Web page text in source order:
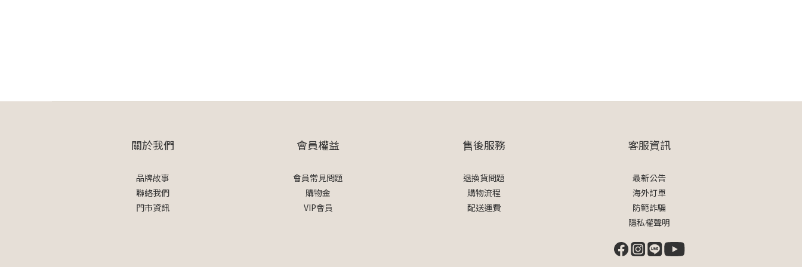
關於我們
品牌故事
聯絡我們
門市資訊
會員權益
會員常見問題
購物金
VIP會員
售後服務
退換貨問題
購物流程
配送運費
客服資訊
最新公告
海外訂單
防範詐騙
隱私權聲明